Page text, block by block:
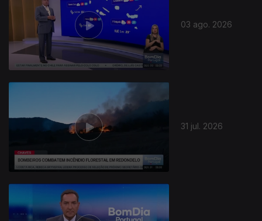
03 ago. 2026
31 jul. 2026